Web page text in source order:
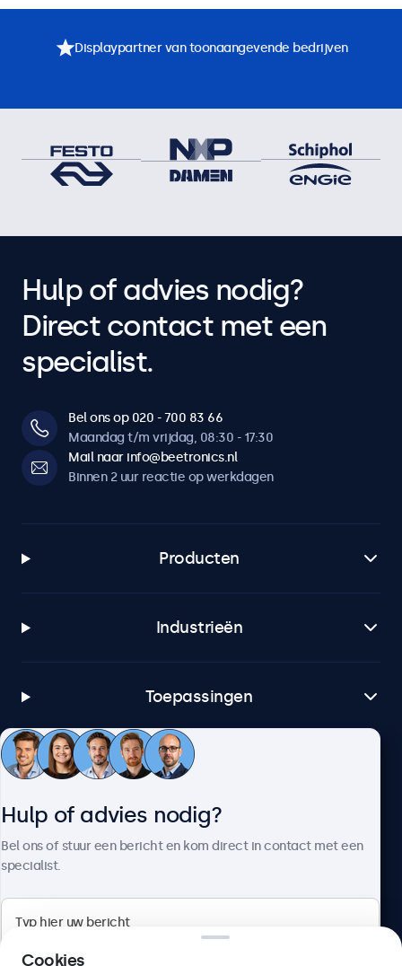
Displaypartner van toonaangevende bedrijven
Hulp of advies nodig?
Direct contact met een
specialist.
Bel ons op 020 - 700 83 66
Maandag t/m vrijdag, 08:30 - 17:30
Mail naar info@beetronics.nl
Binnen 2 uur reactie op werkdagen
Producten
Industrieën
Toepassingen
Klantenservice
Hulp of advies nodig?
Bel ons of stuur een bericht en kom direct in contact met een
specialist.
Cookies